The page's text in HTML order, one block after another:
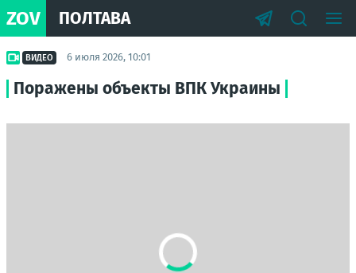
ZOV ПОЛТАВА
ВИДЕО 6 июля 2026, 10:01
Поражены объекты ВПК Украины